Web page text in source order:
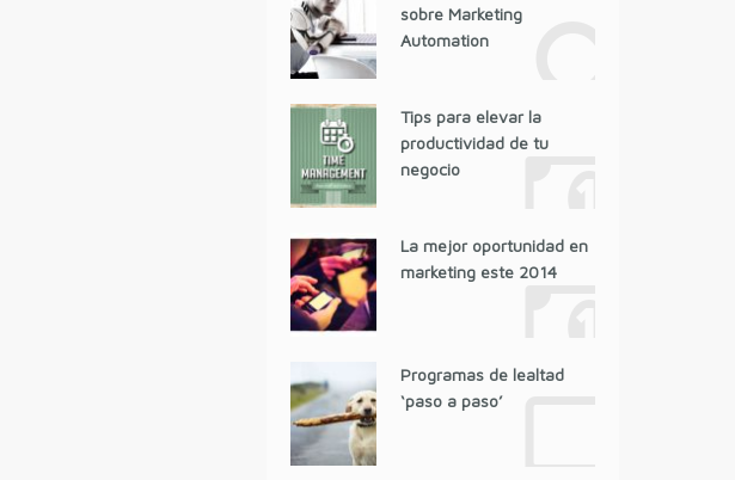
sobre Marketing
Automation
Tips para elevar la
productividad de tu
negocio
La mejor oportunidad en
marketing este 2014
Programas de lealtad
‘paso a paso’